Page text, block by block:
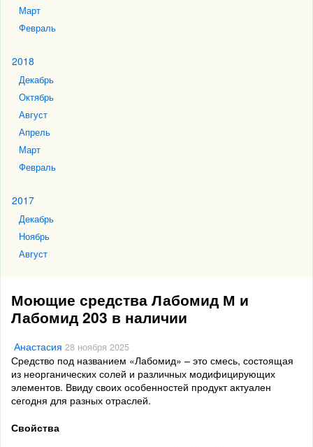
Март
Февраль
2018
Декабрь
Октябрь
Август
Апрель
Март
Февраль
2017
Декабрь
Ноябрь
Август
Моющие средства Лабомид М и
Лабомид 203 в наличии
Анастасия 28 ноября 2025
Средство под названием «Лабомид» – это смесь, состоящая
из неорганических солей и различных модифицирующих
элементов. Ввиду своих особенностей продукт актуален
сегодня для разных отраслей.
Свойства